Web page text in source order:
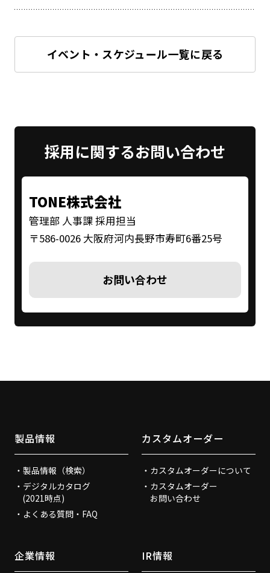
イベント・スケジュール一覧に戻る
採用に関するお問い合わせ
TONE株式会社
管理部 人事課 採用担当
〒586-0026 大阪府河内長野市寿町6番25号
お問い合わせ
製品情報
製品情報（検索）
デジタルカタログ
(2021時点)
よくある質問・FAQ
カスタムオーダー
カスタムオーダーについて
カスタムオーダー
お問い合わせ
企業情報 IR情報